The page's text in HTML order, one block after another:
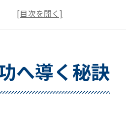
社選びが拠点の成否を左右する
拠点設立の最新業界動向を押
活用した拠点設立の価値向上策
ラント工事の実践知識
段階で知るべきプラント工事の
施工管理で失敗しないためのポ
へ導く秘訣